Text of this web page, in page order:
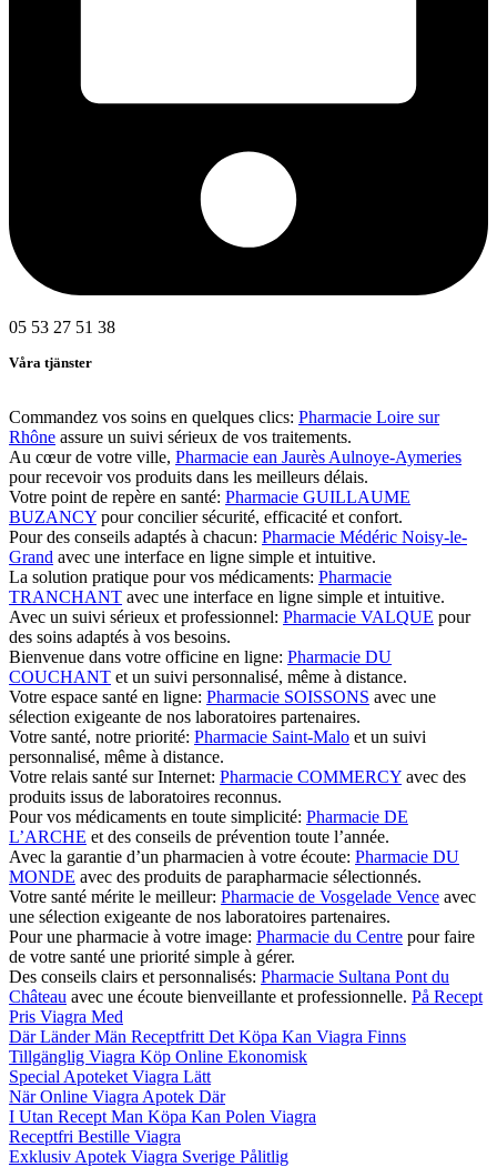
05 53 27 51 38
Våra tjänster
Commandez vos soins en quelques clics: Pharmacie Loire sur
Rhône assure un suivi sérieux de vos traitements.
Au cœur de votre ville, Pharmacie ean Jaurès Aulnoye-Aymeries
pour recevoir vos produits dans les meilleurs délais.
Votre point de repère en santé: Pharmacie GUILLAUME
BUZANCY pour concilier sécurité, efficacité et confort.
Pour des conseils adaptés à chacun: Pharmacie Médéric Noisy-le-
Grand avec une interface en ligne simple et intuitive.
La solution pratique pour vos médicaments: Pharmacie
TRANCHANT avec une interface en ligne simple et intuitive.
Avec un suivi sérieux et professionnel: Pharmacie VALQUE pour
des soins adaptés à vos besoins.
Bienvenue dans votre officine en ligne: Pharmacie DU
COUCHANT et un suivi personnalisé, même à distance.
Votre espace santé en ligne: Pharmacie SOISSONS avec une
sélection exigeante de nos laboratoires partenaires.
Votre santé, notre priorité: Pharmacie Saint-Malo et un suivi
personnalisé, même à distance.
Votre relais santé sur Internet: Pharmacie COMMERCY avec des
produits issus de laboratoires reconnus.
Pour vos médicaments en toute simplicité: Pharmacie DE
L’ARCHE et des conseils de prévention toute l’année.
Avec la garantie d’un pharmacien à votre écoute: Pharmacie DU
MONDE avec des produits de parapharmacie sélectionnés.
Votre santé mérite le meilleur: Pharmacie de Vosgelade Vence avec
une sélection exigeante de nos laboratoires partenaires.
Pour une pharmacie à votre image: Pharmacie du Centre pour faire
de votre santé une priorité simple à gérer.
Des conseils clairs et personnalisés: Pharmacie Sultana Pont du
Château avec une écoute bienveillante et professionnelle. På Recept
Pris Viagra Med
Där Länder Män Receptfritt Det Köpa Kan Viagra Finns
Tillgänglig Viagra Köp Online Ekonomisk
Special Apoteket Viagra Lätt
När Online Viagra Apotek Där
I Utan Recept Man Köpa Kan Polen Viagra
Receptfri Bestille Viagra
Exklusiv Apotek Viagra Sverige Pålitlig